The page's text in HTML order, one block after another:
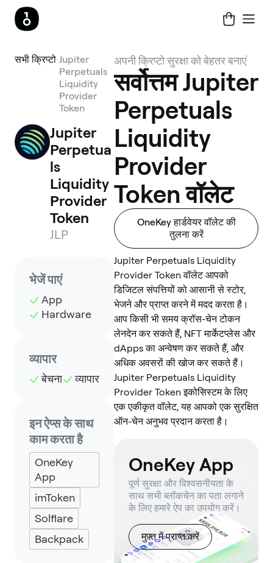
सभी क्रिप्टो Jupiter
Perpetuals
Liquidity
Provider
Token
Jupiter
Perpetua
ls
Liquidity
Provider
Token
JLP
भेजें पाएं
App
Hardware
व्यापार
बेचना व्यापार
इन ऐप्स के साथ
काम करता है
OneKey
App
imToken
Solflare
Backpack
अपनी क्रिप्टो सुरक्षा को बेहतर बनाएं
सर्वोत्तम Jupiter
Perpetuals
Liquidity
Provider
Token वॉलेट
OneKey हार्डवेयर वॉलेट की
तुलना करें
Jupiter Perpetuals Liquidity
Provider Token वॉलेट आपको
डिजिटल संपत्तियों को आसानी से स्टोर,
भेजने और प्राप्त करने में मदद करता है।
आप किसी भी समय क्रॉस-चेन टोकन
लेनदेन कर सकते हैं, NFT मार्केटप्लेस और
dApps का अन्वेषण कर सकते हैं, और
अधिक अवसरों की खोज कर सकते हैं।
Jupiter Perpetuals Liquidity
Provider Token इकोसिस्टम के लिए
एक एकीकृत वॉलेट, यह आपको एक सुरक्षित
ऑन-चेन अनुभव प्रदान करता है।
OneKey App
पूर्ण सुरक्षा और विश्वसनीयता के
साथ सभी ब्लॉकचेन का पता लगाने
के लिए हमारे ऐप का उपयोग करें।
मुफ़्त में प्राप्त करें